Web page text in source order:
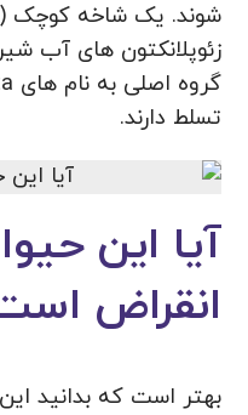
زئوپلانکتون های آب
تسلط دارند.
آیا این
انقراض
بهتر است که بدانید